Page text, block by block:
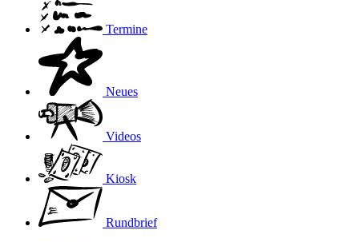
Termine
Neues
Videos
Kiosk
Rundbrief